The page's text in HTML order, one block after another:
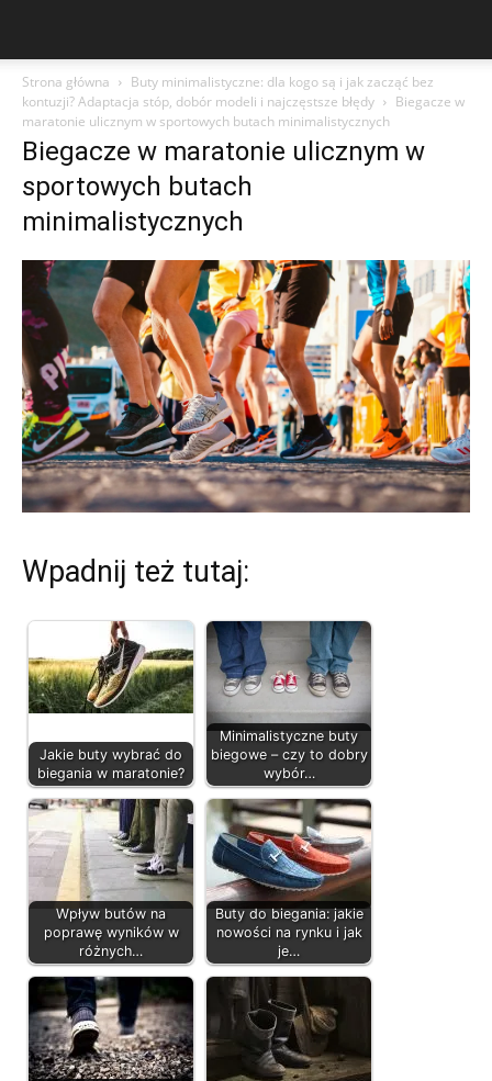
Strona główna
Buty minimalistyczne: dla kogo są i jak zacząć bez
kontuzji? Adaptacja stóp, dobór modeli i najczęstsze błędy
Biegacze w
maratonie ulicznym w sportowych butach minimalistycznych
Biegacze w maratonie ulicznym w
sportowych butach
minimalistycznych
Wpadnij też tutaj:
Jakie buty wybrać do
biegania w maratonie?
Minimalistyczne buty
biegowe – czy to dobry
wybór…
Wpływ butów na
poprawę wyników w
różnych…
Buty do biegania: jakie
nowości na rynku i jak
je…